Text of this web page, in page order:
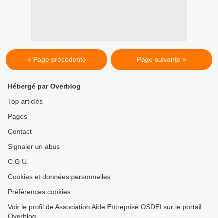
< Page précédente Page suivante >
Hébergé par Overblog
Top articles
Pages
Contact
Signaler un abus
C.G.U.
Cookies et données personnelles
Préférences cookies
Voir le profil de Association Aide Entreprise OSDEI sur le portail
Overblog